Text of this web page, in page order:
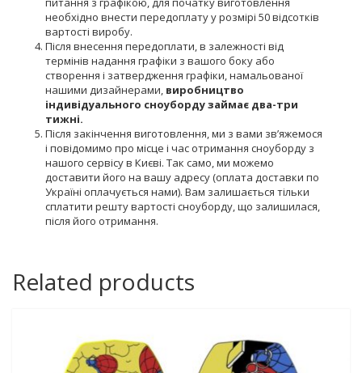
необхідно внести передоплату у розмірі 50 відсотків
вартості виробу.
Після внесення передоплати, в залежності від
термінів надання графіки з вашого боку або
створення і затвердження графіки, намальованої
нашими дизайнерами, виробництво
індивідуального сноуборду займає два-три
тижні.
Після закінчення виготовлення, ми з вами зв’яжемося
і повідомимо про місце і час отримання сноуборду з
нашого сервісу в Києві. Так само, ми можемо
доставити його на вашу адресу (оплата доставки по
Україні оплачується нами). Вам залишається тільки
сплатити решту вартості сноуборду, що залишилася,
після його отримання.
Related products